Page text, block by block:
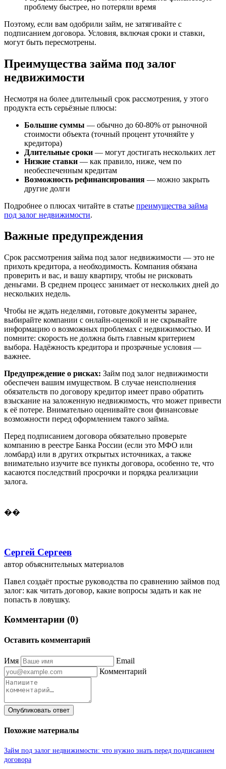
проблему быстрее, но потеряли время
Поэтому, если вам одобрили займ, не затягивайте с
подписанием договора. Условия, включая сроки и ставки,
могут быть пересмотрены.
Преимущества займа под залог
недвижимости
Несмотря на более длительный срок рассмотрения, у этого
продукта есть серьёзные плюсы:
Большие суммы — обычно до 60-80% от рыночной
стоимости объекта (точный процент уточняйте у
кредитора)
Длительные сроки — могут достигать нескольких лет
Низкие ставки — как правило, ниже, чем по
необеспеченным кредитам
Возможность рефинансирования — можно закрыть
другие долги
Подробнее о плюсах читайте в статье преимущества займа
под залог недвижимости.
Важные предупреждения
Срок рассмотрения займа под залог недвижимости — это не
прихоть кредитора, а необходимость. Компания обязана
проверить и вас, и вашу квартиру, чтобы не рисковать
деньгами. В среднем процесс занимает от нескольких дней до
нескольких недель.
Чтобы не ждать неделями, готовьте документы заранее,
выбирайте компании с онлайн-оценкой и не скрывайте
информацию о возможных проблемах с недвижимостью. И
помните: скорость не должна быть главным критерием
выбора. Надёжность кредитора и прозрачные условия —
важнее.
Предупреждение о рисках: Займ под залог недвижимости
обеспечен вашим имуществом. В случае неисполнения
обязательств по договору кредитор имеет право обратить
взыскание на заложенную недвижимость, что может привести
к её потере. Внимательно оценивайте свои финансовые
возможности перед оформлением такого займа.
Перед подписанием договора обязательно проверьте
компанию в реестре Банка России (если это МФО или
ломбард) или в других открытых источниках, а также
внимательно изучите все пункты договора, особенно те, что
касаются последствий просрочки и порядка реализации
залога.
��
Сергей Сергеев
автор объяснительных материалов
Павел создаёт простые руководства по сравнению займов под
залог: как читать договор, какие вопросы задать и как не
попасть в ловушку.
Комментарии (0)
Оставить комментарий
Имя
Email
Комментарий
Опубликовать ответ
Похожие материалы
Займ под залог недвижимости: что нужно знать перед подписанием
договора